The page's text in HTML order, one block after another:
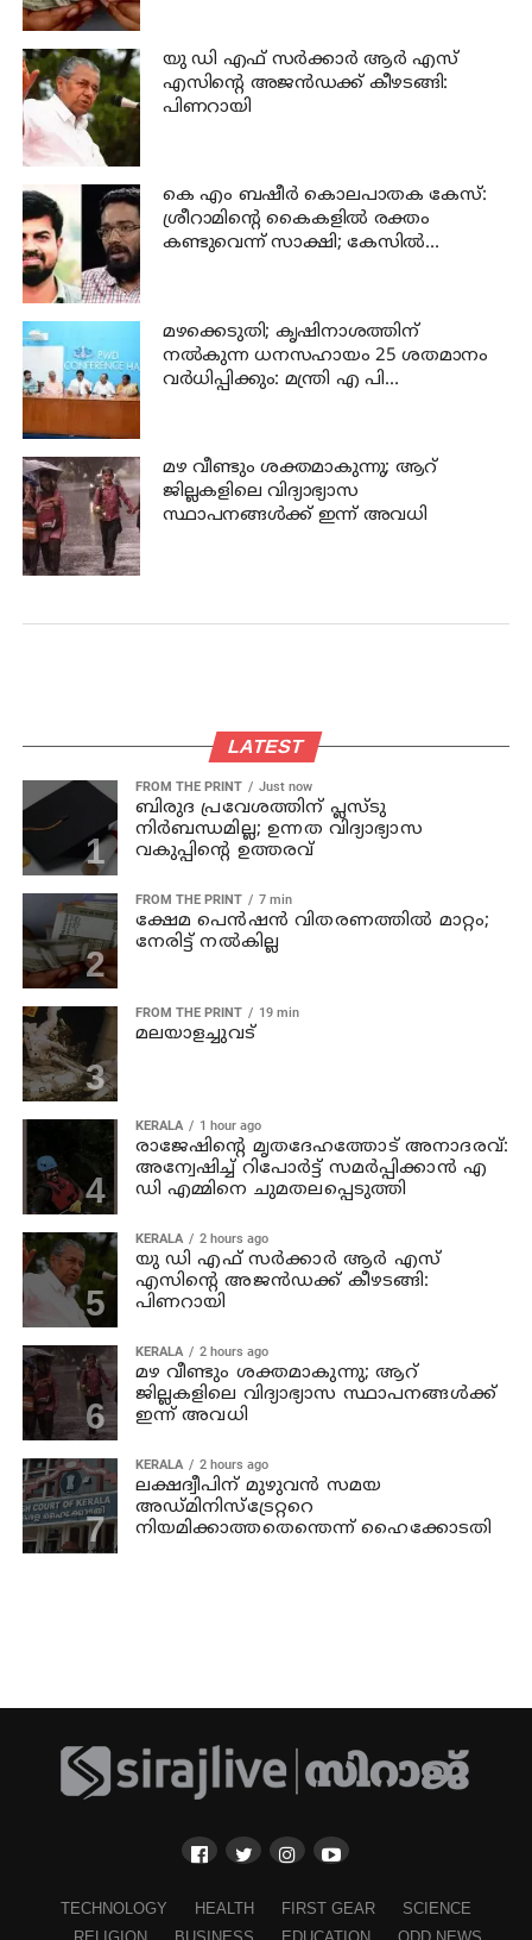
യു ഡി എഫ് സര്‍ക്കാര്‍ ആര്‍ എസ്
എസിന്റെ അജന്‍ഡക്ക്‌ കീഴടങ്ങി:
പിണറായി
കെ എം ബഷീര്‍ കൊലപാതക കേസ്:
ശ്രീറാമിന്റെ കൈകളില്‍ രക്തം
കണ്ടുവെന്ന് സാക്ഷി; കേസില്‍
മഴക്കെടുതി; കൃഷിനാശത്തിന്
നല്‍കുന്ന ധനസഹായം 25 ശതമാനം
വര്‍ധിപ്പിക്കും: മന്ത്രി എ പി
മഴ വീണ്ടും ശക്തമാകുന്നു; ആറ്
ജില്ലകളിലെ വിദ്യാഭ്യാസ
സ്ഥാപനങ്ങള്‍ക്ക് ഇന്ന് അവധി
LATEST
FROM THE PRINT Just now
ബിരുദ പ്രവേശത്തിന് പ്ലസ്ടു
നിര്‍ബന്ധമില്ല; ഉന്നത വിദ്യാഭ്യാസ
വകുപ്പിന്റെ ഉത്തരവ്
FROM THE PRINT 7 min
ക്ഷേമ പെന്‍ഷന്‍ വിതരണത്തില്‍ മാറ്റം;
നേരിട്ട് നല്‍കില്ല
FROM THE PRINT 19 min
മലയാളച്ചുവട്
KERALA 1 hour ago
രാജേഷിന്റെ മൃതദേഹത്തോട് അനാദരവ്:
അന്വേഷിച്ച് റിപോര്‍ട്ട് സമര്‍പ്പിക്കാന്‍ എ
ഡി എമ്മിനെ ചുമതലപ്പെടുത്തി
KERALA 2 hours ago
യു ഡി എഫ് സര്‍ക്കാര്‍ ആര്‍ എസ്
എസിന്റെ അജന്‍ഡക്ക്‌ കീഴടങ്ങി:
പിണറായി
KERALA 2 hours ago
മഴ വീണ്ടും ശക്തമാകുന്നു; ആറ്
ജില്ലകളിലെ വിദ്യാഭ്യാസ സ്ഥാപനങ്ങള്‍ക്ക്
ഇന്ന് അവധി
KERALA 2 hours ago
ലക്ഷദ്വീപിന് മുഴുവന്‍ സമയ
അഡ്മിനിസ്‌ട്രേറ്ററെ
നിയമിക്കാത്തതെന്തെന്ന് ഹൈക്കോടതി
TECHNOLOGY HEALTH FIRST GEAR
SCIENCE